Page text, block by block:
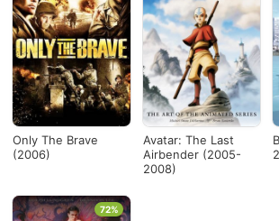
Only The Brave
(2006)
Avatar: The Last
Airbender (2005-
2008)
72%